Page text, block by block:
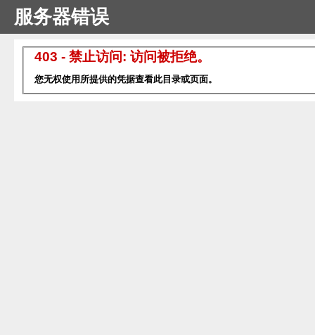
服务器错误
403 - 禁止访问: 访问被拒绝。
您无权使用所提供的凭据查看此目录或页面。